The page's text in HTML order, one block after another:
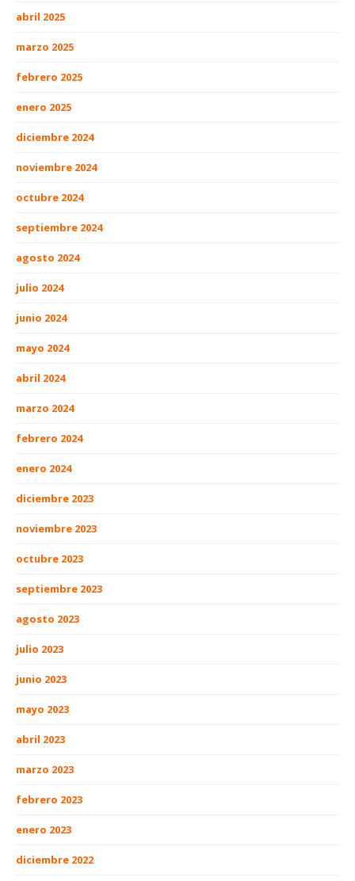
abril 2025
marzo 2025
febrero 2025
enero 2025
diciembre 2024
noviembre 2024
octubre 2024
septiembre 2024
agosto 2024
julio 2024
junio 2024
mayo 2024
abril 2024
marzo 2024
febrero 2024
enero 2024
diciembre 2023
noviembre 2023
octubre 2023
septiembre 2023
agosto 2023
julio 2023
junio 2023
mayo 2023
abril 2023
marzo 2023
febrero 2023
enero 2023
diciembre 2022